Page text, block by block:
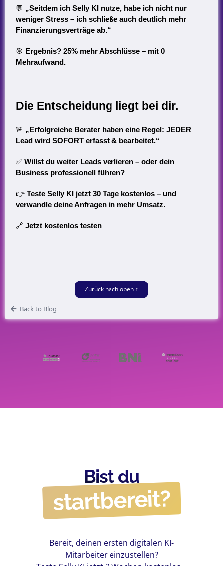
💬 „Seitdem ich Selly KI nutze, habe ich nicht nur
weniger Stress – ich schließe auch deutlich mehr
Finanzierungsverträge ab.“
🎯 Ergebnis? 25% mehr Abschlüsse – mit 0
Mehraufwand.
Die Entscheidung liegt bei dir.
🚨 „Erfolgreiche Berater haben eine Regel: JEDER
Lead wird SOFORT erfasst & bearbeitet.“
✅ Willst du weiter Leads verlieren – oder dein
Business professionell führen?
👉 Teste Selly KI jetzt 30 Tage kostenlos – und
verwandle deine Anfragen in mehr Umsatz.
🔗 Jetzt kostenlos testen
Zurück nach oben ↑
Back to Blog
Bist du
startbereit?
Bereit, deinen ersten digitalen KI-
Mitarbeiter einzustellen?